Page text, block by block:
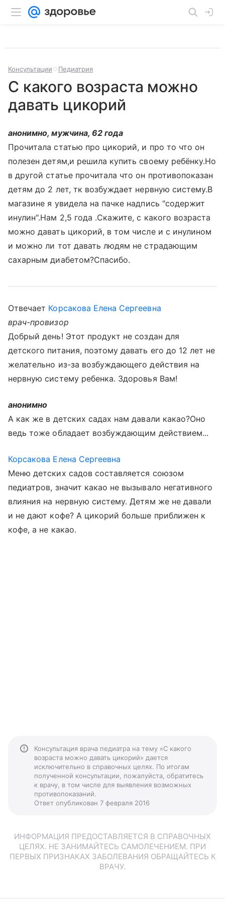
Консультации Педиатрия
С какого возраста можно
давать цикорий
анонимно, мужчина, 62 года
Прочитала статью про цикорий, и про то что он
полезен детям,и решила купить своему ребёнку.Но
в другой статье прочитала что он противопоказан
детям до 2 лет, тк возбуждает нервную систему.В
магазине я увидела на пачке надпись "содержит
инулин".Нам 2,5 года .Скажите, с какого возраста
можно давать цикорий, в том числе и с инулином
и можно ли тот давать людям не страдающим
сахарным диабетом?Спасибо.
Отвечает Корсакова Елена Сергеевна
врач-провизор
Добрый день! Этот продукт не создан для
детского питания, поэтому давать его до 12 лет не
желательно из-за возбуждающего действия на
нервную систему ребенка. Здоровья Вам!
анонимно
А как же в детских садах нам давали какао?Оно
ведь тоже обладает возбуждающим действием...
Корсакова Елена Сергеевна
Меню детских садов составляется союзом
педиатров, значит какао не вызывало негативного
влияния на нервную систему. Детям же не давали
и не дают кофе? А цикорий больше приближен к
кофе, а не какао.
Консультация врача педиатра на тему «С какого
возраста можно давать цикорий» дается
исключительно в справочных целях. По итогам
полученной консультации, пожалуйста, обратитесь
к врачу, в том числе для выявления возможных
противопоказаний.
Ответ опубликован 7 февраля 2016
ИНФОРМАЦИЯ ПРЕДОСТАВЛЯЕТСЯ В СПРАВОЧНЫХ
ЦЕЛЯХ. НЕ ЗАНИМАЙТЕСЬ САМОЛЕЧЕНИЕМ. ПРИ
ПЕРВЫХ ПРИЗНАКАХ ЗАБОЛЕВАНИЯ ОБРАЩАЙТЕСЬ К
ВРАЧУ.